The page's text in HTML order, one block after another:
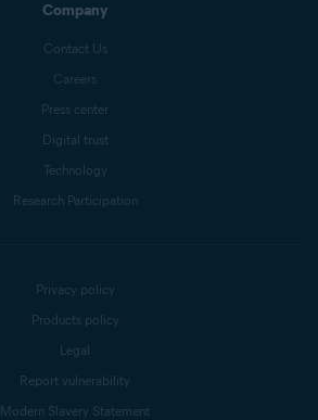
Company
Contact Us
Careers
Press center
Digital trust
Technology
Research Participation
Privacy policy
Products policy
Legal
Report vulnerability
Modern Slavery Statement